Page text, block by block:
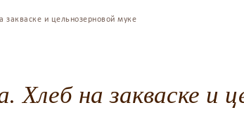
закваске и цельнозерновой муке
Хлеб на закваске и